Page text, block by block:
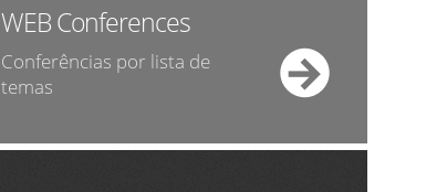
WEB Conferences
Conferências por lista de
temas